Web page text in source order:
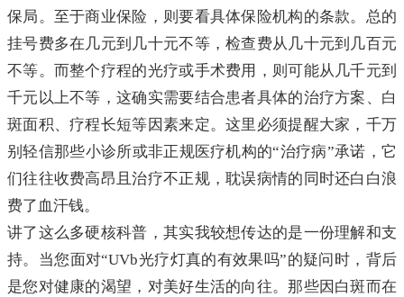
保局。至于商业保险，则要看具体保险机构的条款。总的
挂号费多在几元到几十元不等，检查费从几十元到几百元
不等。而整个疗程的光疗或手术费用，则可能从几千元到
千元以上不等，这确实需要结合患者具体的治疗方案、白
斑面积、疗程长短等因素来定。这里必须提醒大家，千万
别轻信那些小诊所或非正规医疗机构的“治疗病”承诺，它
们往往收费高昂且治疗不正规，耽误病情的同时还白白浪
费了血汗钱。
讲了这么多硬核科普，其实我较想传达的是一份理解和支
持。当您面对“UVb光疗灯真的有效果吗”的疑问时，背后
是您对健康的渴望，对美好生活的向往。那些因白斑而在